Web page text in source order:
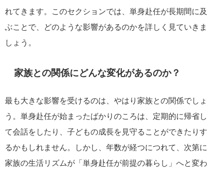
れてきます。このセクションでは、単身赴任が長期間に及
ぶことで、どのような影響があるのかを詳しく見ていきま
しょう。
家族との関係にどんな変化があるのか？
最も大きな影響を受けるのは、やはり家族との関係でしょ
う。単身赴任が始まったばかりのころは、定期的に帰省し
て会話をしたり、子どもの成長を見守ることができたりす
るかもしれません。しかし、年数が経つにつれて、次第に
家族の生活リズムが「単身赴任が前提の暮らし」へと変わ